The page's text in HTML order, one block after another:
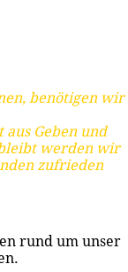
benötigen wir
aus Geben und
werden wir
zufrieden
rund um unser